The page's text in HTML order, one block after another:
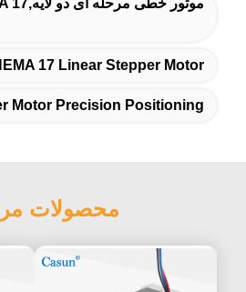
موتور خطی مرحله ای دو لایه,NEMA 17 موتور خطی مرحله ای,موقعیت دقیق موتور خطی
17 Linear Stepper Motor
Motor Precision Positioning
محصولات